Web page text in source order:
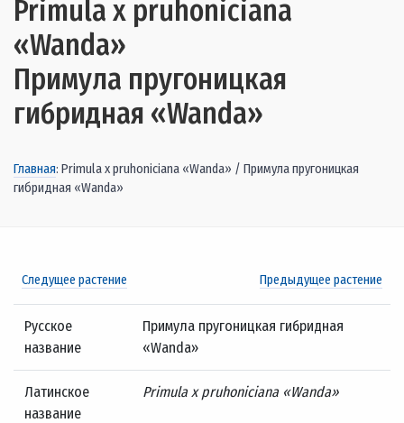
Primula x pruhoniciana
«Wanda»
Примула пругоницкая
гибридная «Wanda»
Главная: Primula x pruhoniciana «Wanda» / Примула пругоницкая
гибридная «Wanda»
Следущее растение Предыдущее растение
Русское
название
Примула пругоницкая гибридная
«Wanda»
Латинское
название
Primula x pruhoniciana «Wanda»